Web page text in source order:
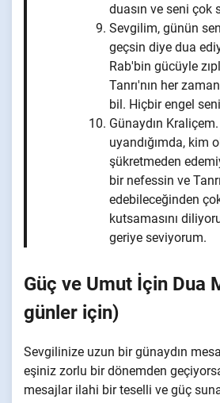
duasın ve seni çok
Sevgilim, günün
geçsin diye dua
Rab'bin gücüyle
Tanrı'nın her
bil. Hiçbir engel
Günaydın
uyandığımda, kim
şükretmeden
bir nefessin ve
edebileceğinden
kutsamasını
geriye seviyorum.
Güç ve Umut İçin Dua
günler için)
Sevgilinize uzun bir günaydın
eşiniz zorlu bir dönemden
mesajlar ilahi bir teselli ve güç